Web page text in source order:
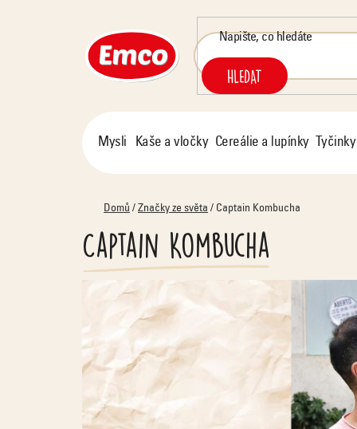
HLEDAT
Mysli Kaše a vločky Cereálie a lupínky Tyčinky
Domů / Značky ze světa / Captain Kombucha
Captain Kombucha